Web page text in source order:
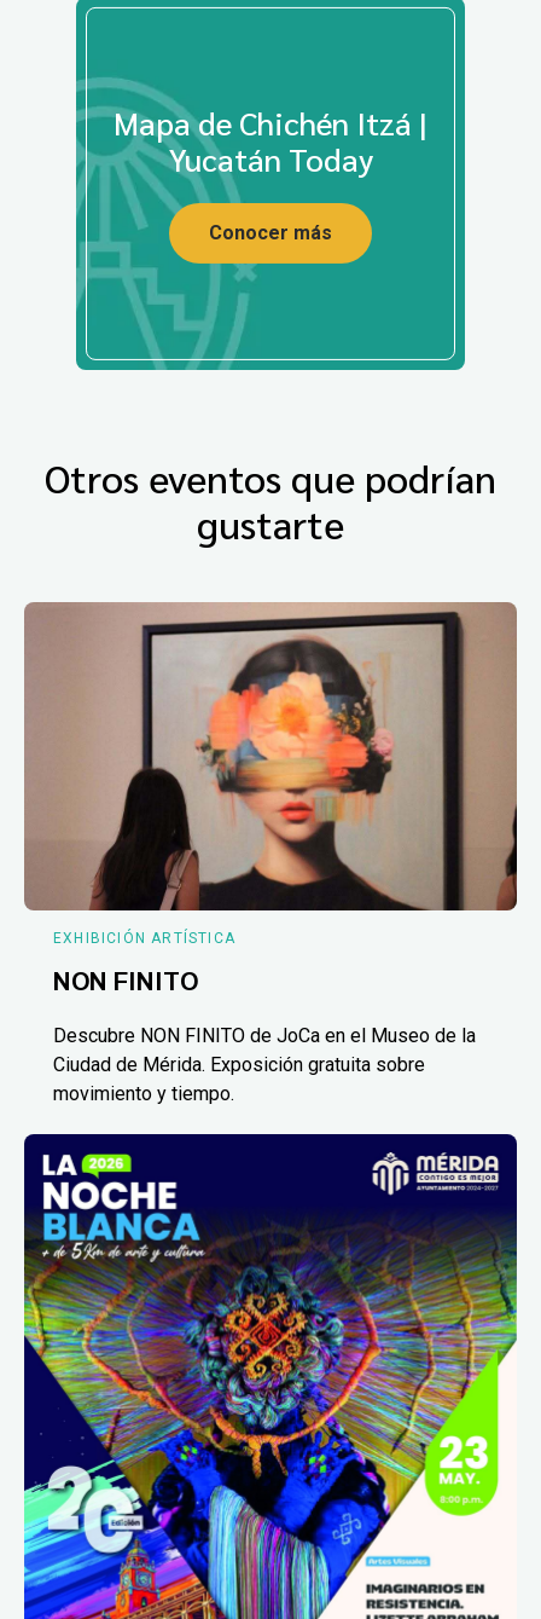
Mapa de Chichén Itzá |
Yucatán Today
Conocer más
Otros eventos que podrían
gustarte
EXHIBICIÓN ARTÍSTICA
NON FINITO
Descubre NON FINITO de JoCa en el Museo de la
Ciudad de Mérida. Exposición gratuita sobre
movimiento y tiempo.